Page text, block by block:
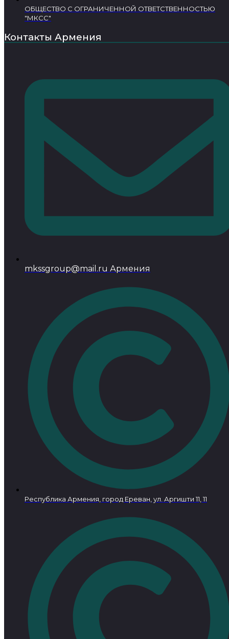
ОБЩЕСТВО С ОГРАНИЧЕННОЙ ОТВЕТСТВЕННОСТЬЮ
"МКСС"
Контакты Армения
mkssgroup@mail.ru Армения
Республика Армения, город Ереван, ул. Аргишти 11, 11